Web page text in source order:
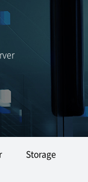
Storage